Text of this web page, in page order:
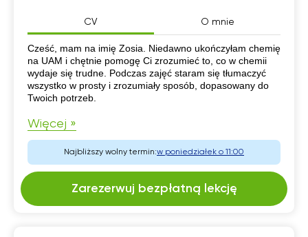
CV O mnie
CV
Cześć, mam na imię Zosia. Niedawno ukończyłam chemię
na UAM i chętnie pomogę Ci zrozumieć to, co w chemii
wydaje się trudne. Podczas zajęć staram się tłumaczyć
wszystko w prosty i zrozumiały sposób, dopasowany do
Twoich potrzeb.
Więcej »
Najbliższy wolny termin:w poniedziałek o 11:00
Zarezerwuj bezpłatną lekcję